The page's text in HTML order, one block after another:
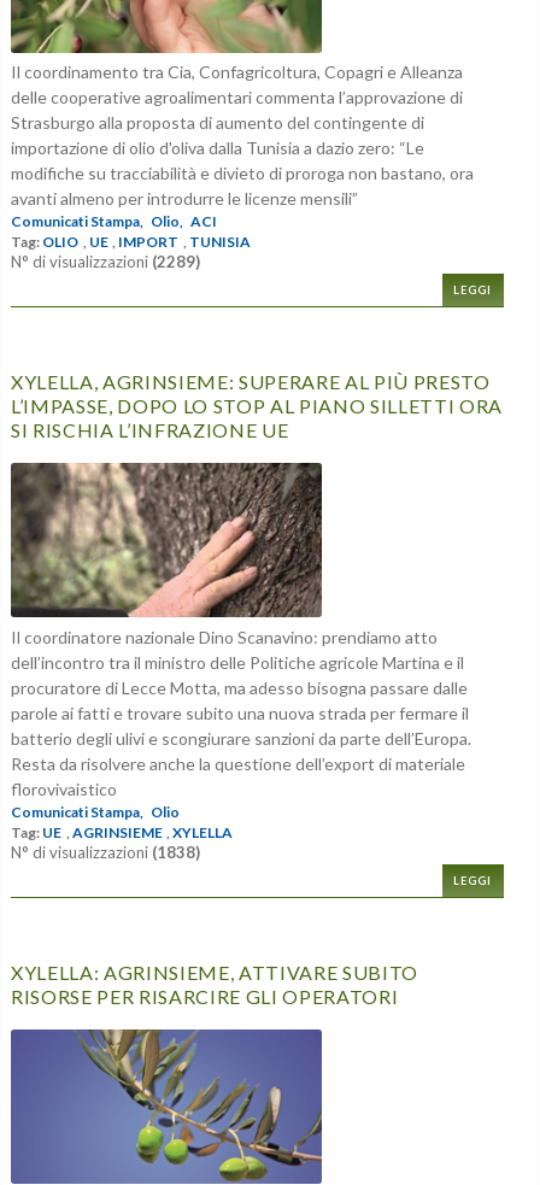
Il coordinamento tra Cia, Confagricoltura, Copagri e Alleanza
delle cooperative agroalimentari commenta l’approvazione di
Strasburgo alla proposta di aumento del contingente di
importazione di olio d'oliva dalla Tunisia a dazio zero: “Le
modifiche su tracciabilità e divieto di proroga non bastano, ora
avanti almeno per introdurre le licenze mensili”
Comunicati Stampa, Olio, ACI
Tag: OLIO , UE , IMPORT , TUNISIA
N° di visualizzazioni (2289)
LEGGI
XYLELLA, AGRINSIEME: SUPERARE AL PIÙ PRESTO
L’IMPASSE, DOPO LO STOP AL PIANO SILLETTI ORA
SI RISCHIA L’INFRAZIONE UE
Il coordinatore nazionale Dino Scanavino: prendiamo atto
dell’incontro tra il ministro delle Politiche agricole Martina e il
procuratore di Lecce Motta, ma adesso bisogna passare dalle
parole ai fatti e trovare subito una nuova strada per fermare il
batterio degli ulivi e scongiurare sanzioni da parte dell’Europa.
Resta da risolvere anche la questione dell’export di materiale
florovivaistico
Comunicati Stampa,
Olio
Tag: UE AGRINSIEME ,XYLELLA
N° di visualizzazioni (1838)
LEGGI
XYLELLA: AGRINSIEME, ATTIVARE SUBITO
RISORSE PER RISARCIRE GLI OPERATORI